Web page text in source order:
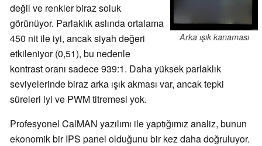
Arka ışık kanaması
değil ve renkler biraz soluk
görünüyor. Parlaklık aslında ortalama
450 nit ile iyi, ancak siyah değeri
etkileniyor (0,51), bu nedenle
kontrast oranı sadece 939:1. Daha yüksek parlaklık
seviyelerinde biraz arka ışık akması var, ancak tepki
süreleri iyi ve PWM titremesi yok.
Profesyonel CalMAN yazılımı ile yaptığımız analiz, bunun
ekonomik bir IPS panel olduğunu bir kez daha doğruluyor.